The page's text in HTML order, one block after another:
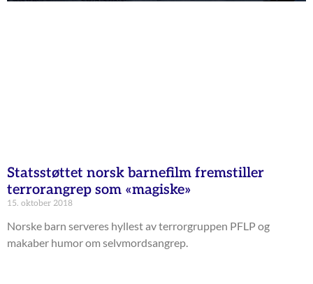
Statsstøttet norsk barnefilm fremstiller
terrorangrep som «magiske»
15. oktober 2018
Norske barn serveres hyllest av terrorgruppen PFLP og
makaber humor om selvmordsangrep.